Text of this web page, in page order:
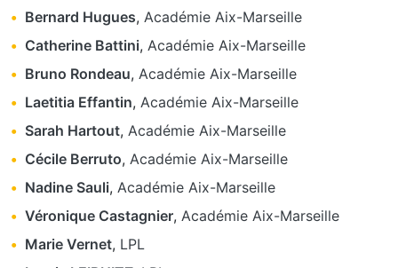
Bernard Hugues, Académie Aix-Marseille
Catherine Battini, Académie Aix-Marseille
Bruno Rondeau, Académie Aix-Marseille
Laetitia Effantin, Académie Aix-Marseille
Sarah Hartout, Académie Aix-Marseille
Cécile Berruto, Académie Aix-Marseille
Nadine Sauli, Académie Aix-Marseille
Véronique Castagnier, Académie Aix-Marseille
Marie Vernet, LPL